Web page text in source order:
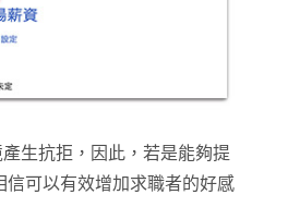
生抗拒，因此，若是能夠提
可以有效增加求職者的好感